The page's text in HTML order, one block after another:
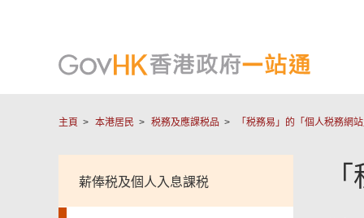
主頁 本港居民 税務及應課税品 「税務易」的「個人税務網
薪俸税及個人入息課税